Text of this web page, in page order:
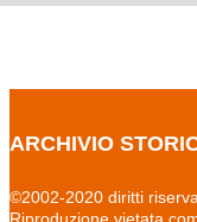
ARCHIVIO
©2002-2020 diritti